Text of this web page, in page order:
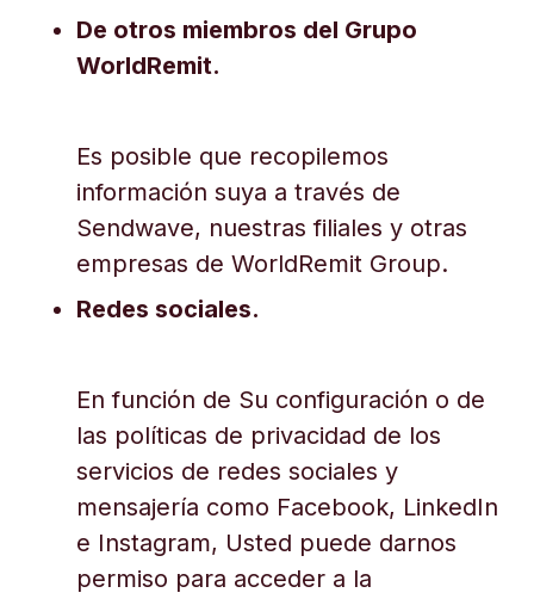
De otros miembros del Grupo
WorldRemit.
Es posible que recopilemos
información suya a través de
Sendwave, nuestras filiales y otras
empresas de WorldRemit Group.
Redes sociales.
En función de Su configuración o de
las políticas de privacidad de los
servicios de redes sociales y
mensajería como Facebook, LinkedIn
e Instagram, Usted puede darnos
permiso para acceder a la